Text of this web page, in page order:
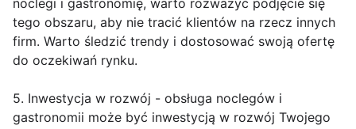
noclegi i gastronomię, warto rozważyć podjęcie się
tego obszaru, aby nie tracić klientów na rzecz innych
firm. Warto śledzić trendy i dostosować swoją ofertę
do oczekiwań rynku.
5. Inwestycja w rozwój - obsługa noclegów i
gastronomii może być inwestycją w rozwój Twojego